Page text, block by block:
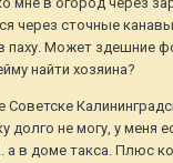
через сточные
паху. Может здешние
найти хозяина?
долго не могу, у меня
а в доме такса. Плюс